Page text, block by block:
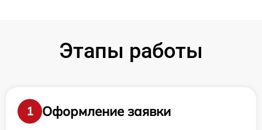
Этапы работы
1
Оформление заявки